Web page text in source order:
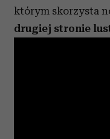
którym skorzysta
drugiej stronie